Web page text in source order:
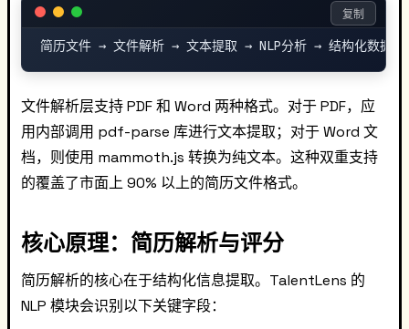
复制
文件解析层支持 PDF 和 Word 两种格式。对于 PDF，应
用内部调用 pdf-parse 库进行文本提取；对于 Word 文
档，则使用 mammoth.js 转换为纯文本。这种双重支持
的覆盖了市面上 90% 以上的简历文件格式。
核心原理：简历解析与评分
简历解析的核心在于结构化信息提取。TalentLens 的
NLP 模块会识别以下关键字段：